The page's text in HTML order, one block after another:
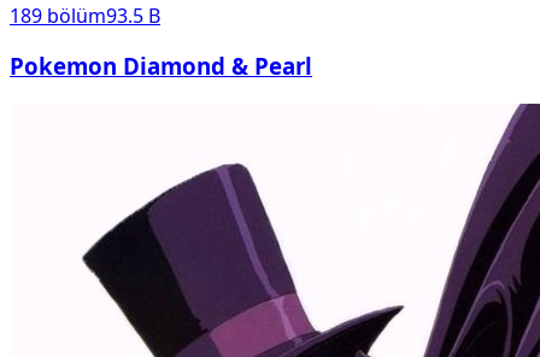
189 bölüm93.5 B
Pokemon Diamond & Pearl